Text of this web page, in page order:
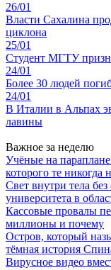
26/01
Власти Сахалина
циклона
25/01
Студент МГТУ
24/01
Более 30 людей
24/01
В Италии в Альпах
лавины
Важное за неделю
Учёные на
которого те никогда
Свет внутри тела
университета в
Кассовые провалы
миллионы и почему
Остров, который
тёмная история
Вирусное видео